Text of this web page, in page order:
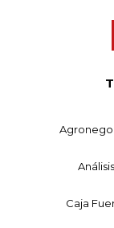
Análisis
Caja